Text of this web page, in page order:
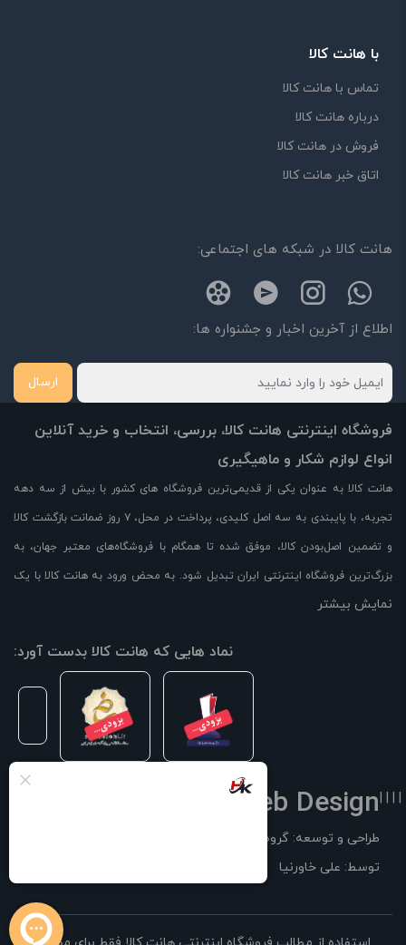
با هانت کالا
تماس با هانت کالا
درباره هانت کالا
فروش در هانت کالا
اتاق خبر هانت کالا
هانت کالا در شبکه های اجتماعی:
اطلاع از آخرین اخبار و جشنواره ها:
ارسال
فروشگاه اینترنتی هانت کالا، بررسی، انتخاب و خرید آنلاین
انواع لوازم شکار و ماهیگیری
هانت کالا به عنوان یکی از قدیمی‌ترین فروشگاه های کشور با بیش از سه دهه
تجربه، با پایبندی به سه اصل کلیدی، پرداخت در محل، ۷ روز ضمانت بازگشت کالا
و تضمین اصل‌بودن کالا، موفق شده تا همگام با فروشگاه‌های معتبر جهان، به
بزرگ‌ترین فروشگاه اینترنتی ایران تبدیل شود. به محض ورود به هانت کالا با یک
سایت پر از کالا رو به رو می‌شوید! هر آنچه که نیاز دارید و به ذهن شما خطور
نمایش بیشتر
نماد هایی که هانت کالا بدست آورد:
| | | |
Web Design
طراحی و توسعه: گروه فناوری سوفیا
توسط: علی خاورنیا